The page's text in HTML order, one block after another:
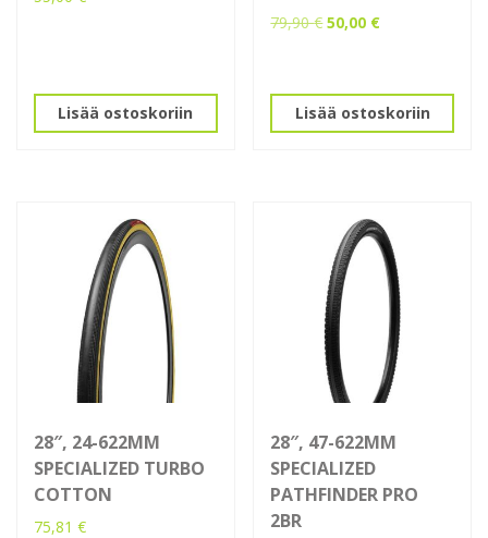
Lisää ostoskoriin
79,90€Alkuperäinen
50,00 €Nykyinen
Lisää ostoskoriin
28″, 24-622MM
SPECIALIZED TURBO
COTTON
75,81 €
28″, 47-622MM
SPECIALIZED
PATHFINDER PRO
2BR